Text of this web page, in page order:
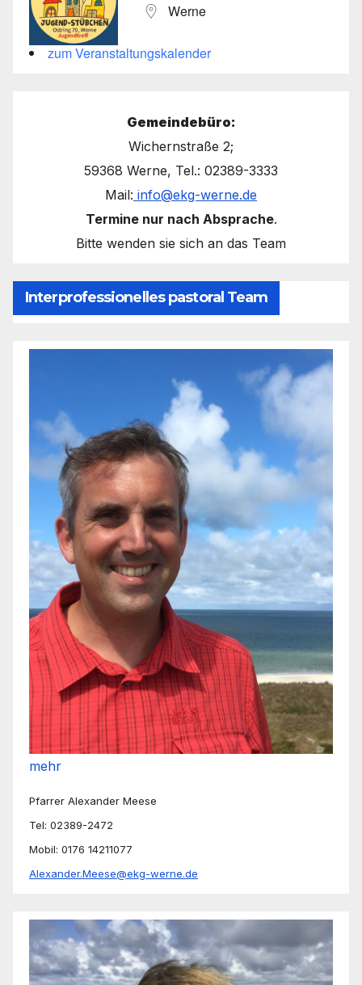
Werne
zum Veranstaltungskalender
Gemeindebüro:
Wichernstraße 2;
59368 Werne, Tel.: 02389-3333
Mail: info@ekg-werne.de
Termine nur nach Absprache.
Bitte wenden sie sich an das Team
Interprofessionelles pastoral Team
mehr
Pfarrer Alexander Meese
Tel: 02389-2472
Mobil: 0176 14211077
Alexander.Meese@ekg-werne.de